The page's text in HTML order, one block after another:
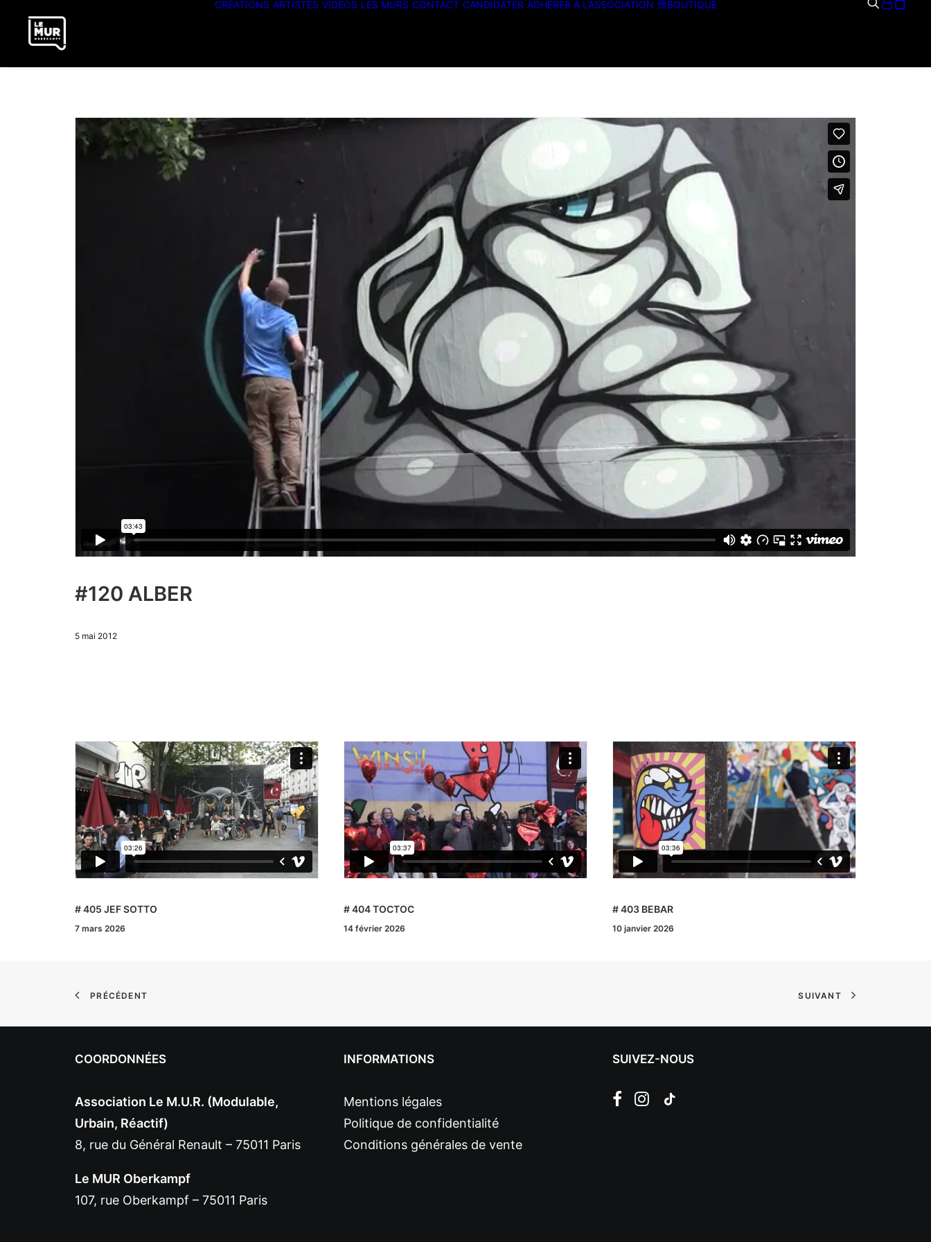
CRÉATIONS ARTISTES VIDEOS LES MURS CONTACT CANDIDATER ADHÉRER À L’ASSOCIATION BOUTIQUE
#120 ALBER
5 mai 2012
# 405 JEF SOTTO
7 mars 2026
# 404 TOCTOC
14 février 2026
# 403 BEBAR
10 janvier 2026
PRÉCÉDENT SUIVANT
COORDONNÉES
Association Le M.U.R. (Modulable,
Urbain, Réactif)
8, rue du Général Renault – 75011 Paris
Le MUR Oberkampf
107, rue Oberkampf – 75011 Paris
INFORMATIONS
Mentions légales
Politique de confidentialité
Conditions générales de vente
SUIVEZ-NOUS